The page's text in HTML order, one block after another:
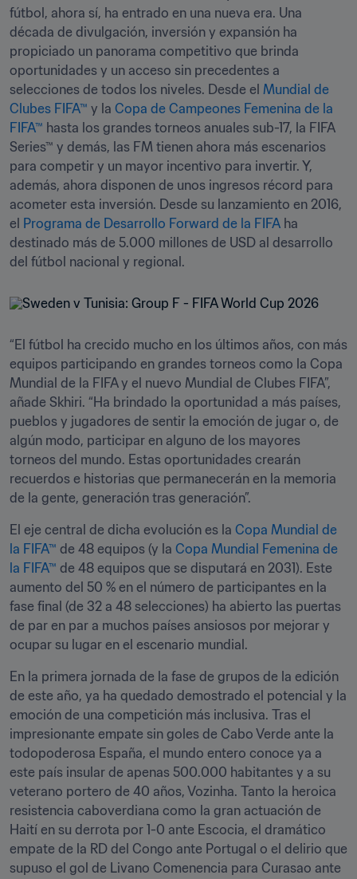
fútbol, ahora sí, ha entrado en una nueva era. Una
década de divulgación, inversión y expansión ha
propiciado un panorama competitivo que brinda
oportunidades y un acceso sin precedentes a
selecciones de todos los niveles. Desde el Mundial de
Clubes FIFA™ y la Copa de Campeones Femenina de la
FIFA™ hasta los grandes torneos anuales sub-17, la FIFA
Series™ y demás, las FM tienen ahora más escenarios
para competir y un mayor incentivo para invertir. Y,
además, ahora disponen de unos ingresos récord para
acometer esta inversión. Desde su lanzamiento en 2016,
el Programa de Desarrollo Forward de la FIFA ha
destinado más de 5.000 millones de USD al desarrollo
del fútbol nacional y regional.
“El fútbol ha crecido mucho en los últimos años, con más
equipos participando en grandes torneos como la Copa
Mundial de la FIFA y el nuevo Mundial de Clubes FIFA”,
añade Skhiri. “Ha brindado la oportunidad a más países,
pueblos y jugadores de sentir la emoción de jugar o, de
algún modo, participar en alguno de los mayores
torneos del mundo. Estas oportunidades crearán
recuerdos e historias que permanecerán en la memoria
de la gente, generación tras generación”.
El eje central de dicha evolución es la Copa Mundial de
la FIFA™ de 48 equipos (y la Copa Mundial Femenina de
la FIFA™ de 48 equipos que se disputará en 2031). Este
aumento del 50 % en el número de participantes en la
fase final (de 32 a 48 selecciones) ha abierto las puertas
de par en par a muchos países ansiosos por mejorar y
ocupar su lugar en el escenario mundial.
En la primera jornada de la fase de grupos de la edición
de este año, ya ha quedado demostrado el potencial y la
emoción de una competición más inclusiva. Tras el
impresionante empate sin goles de Cabo Verde ante la
todopoderosa España, el mundo entero conoce ya a
este país insular de apenas 500.000 habitantes y a su
veterano portero de 40 años, Vozinha. Tanto la heroica
resistencia caboverdiana como la gran actuación de
Haití en su derrota por 1-0 ante Escocia, el dramático
empate de la RD del Congo ante Portugal o el delirio que
supuso el gol de Livano Comenencia para Curasao ante